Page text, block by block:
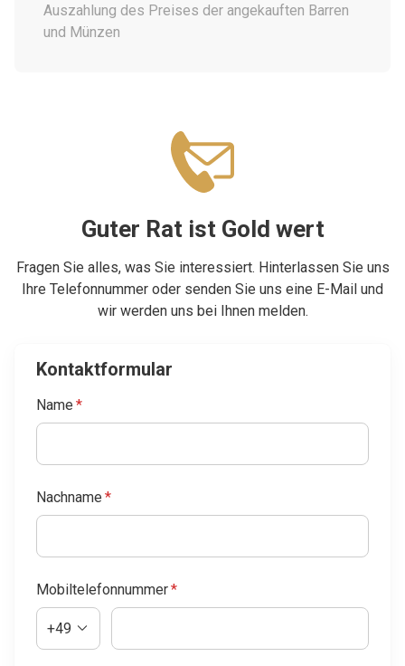
Auszahlung des Preises der angekauften Barren
und Münzen
Guter Rat ist Gold wert
Fragen Sie alles, was Sie interessiert. Hinterlassen Sie uns
Ihre Telefonnummer oder senden Sie uns eine E-Mail und
wir werden uns bei Ihnen melden.
Kontaktformular
Name *
Nachname *
Mobiltelefonnummer*
+49